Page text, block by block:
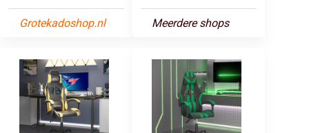
Grotekadoshop.nl Meerdere shops